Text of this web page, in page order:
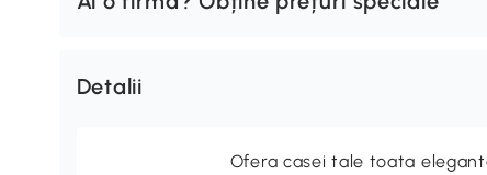
Detalii
Ofera casei tale toata